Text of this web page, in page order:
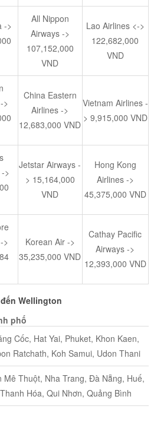
->
All Nippon
Airways ->
107,152,000
VND
Lao Airlines <->
122,682,000
VND
>
China Eastern
Airlines ->
12,683,000 VND
Vietnam Airlines -
> 9,915,000 VND
>
Jetstar Airways -
> 15,164,000
VND
Hong Kong
Airlines ->
45,375,000 VND
>
Korean Air ->
35,235,000 VND
Cathay Pacific
Airways ->
12,393,000 VND
Wellington
phố
Cốc, Hat Yai, Phuket, Khon Kaen,
Ratchath, Koh Samui, Udon Thani
Mê Thuột, Nha Trang, Đà Nẵng, Huế,
Thanh Hóa, Qui Nhơn, Quảng Bình